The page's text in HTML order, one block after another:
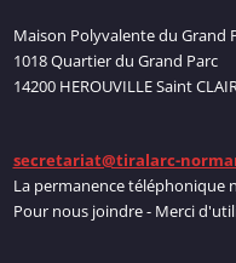
Maison Polyvalente du Grand
1018 Quartier du Grand Parc
14200 HEROUVILLE Saint
secretariat@tiralarc-
La permanence téléphonique
Pour nous joindre - Merci